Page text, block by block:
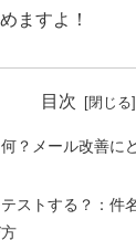
ますよ！
目次
？メール改善に
ストする？：件